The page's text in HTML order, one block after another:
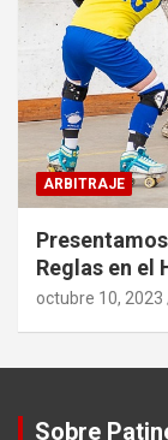
ARBITRAJE
Reglas en el
octubre 10, 2023
Sobre